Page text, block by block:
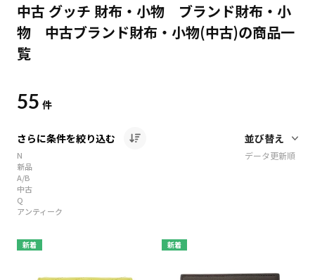
中古 グッチ 財布・小物 ブランド財布・小
物 中古ブランド財布・小物(中古)の商品一
覧
55 件
さらに条件を絞り込む
N
新品
A/B
中古
Q
アンティーク
データ更新順
新着 新着